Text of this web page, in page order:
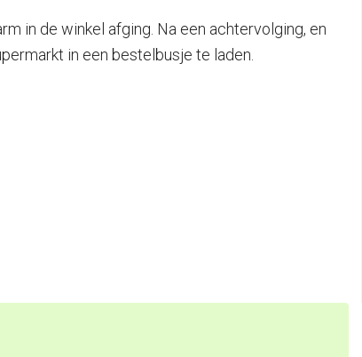
in de winkel afging. Na een achtervolging, en
in een bestelbusje te laden.